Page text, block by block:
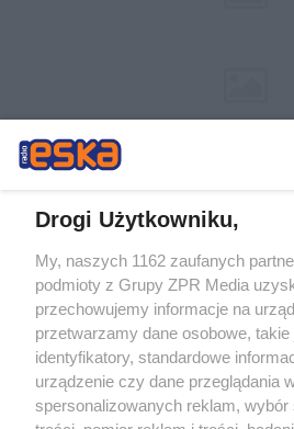
Żaden utwór zamieszczony w serwisie nie
rozpowszechniany lub dalej
tym także elektroniczny lub mechaniczny)
eksploatacji w jakiejkolwiek formie,
Internecie bez pisemnej zgody właściciela
wykorzystanie utworów w całości lub w
tzn. bez właściwej zgody, jest zabronione
ścigane prawnie.
Drogi Użytkowniku,
My, naszych 1162 zaufanych
podmioty z Grupy ZPR Media
przechowujemy informacje na
przetwarzamy dane osobowe, takie
identyfikatory, standardowe
urządzenie czy dane przeglądania
spersonalizowanych reklam,